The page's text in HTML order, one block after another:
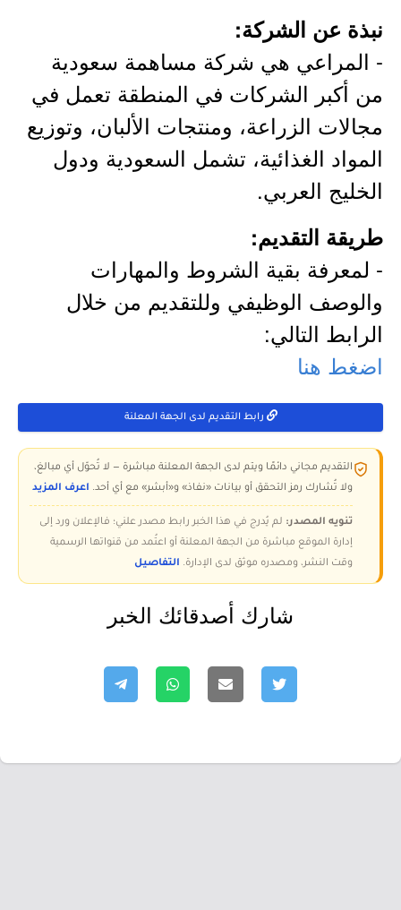
نبذة عن الشركة:
- المراعي هي شركة مساهمة سعودية
من أكبر الشركات في المنطقة تعمل في
مجالات الزراعة، ومنتجات الألبان، وتوزيع
المواد الغذائية، تشمل السعودية ودول
الخليج العربي.
طريقة التقديم:
- لمعرفة بقية الشروط والمهارات
والوصف الوظيفي وللتقديم من خلال
الرابط التالي:
اضغط هنا
رابط التقديم لدى الجهة المعلنة
التقديم مجاني دائمًا ويتم لدى الجهة المعلنة مباشرة — لا تُحوّل أي مبالغ،
ولا تُشارك رمز التحقق أو بيانات «نفاذ» و«أبشر» مع أي أحد. اعرف المزيد
تنويه المصدر: لم يُدرج في هذا الخبر رابط مصدر علني؛ فالإعلان ورد إلى
إدارة الموقع مباشرة من الجهة المعلنة أو اعتُمد من قنواتها الرسمية
وقت النشر، ومصدره موثق لدى الإدارة. التفاصيل
شارك أصدقائك الخبر